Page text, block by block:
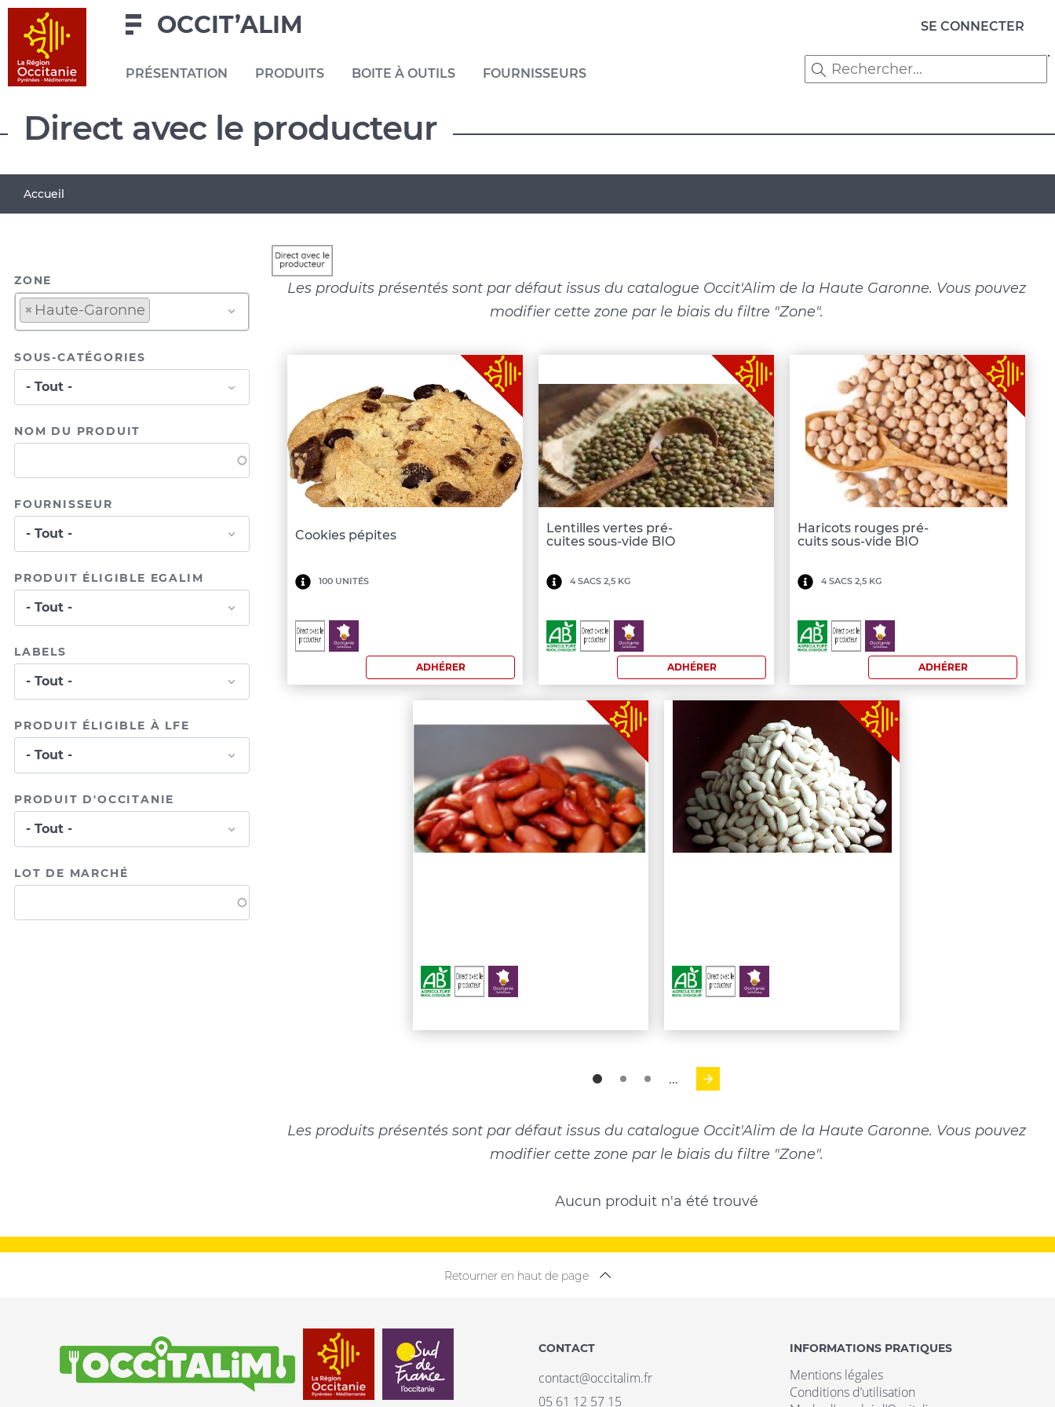
Navigation
Aller
contenu
principal
Pied
page
OCCIT’ALIM
Menu
du
compte
l'utilisateur
SE CONNECTER
principale
PRÉSENTATION PRODUITS BOITE À OUTILS FOURNISSEURS
Direct avec le producteur
Fil
d'Ariane
Accueil
ZONE
× Haute-Garonne
SOUS-CATÉGORIES
NOM DU PRODUIT
FOURNISSEUR
PRODUIT ÉLIGIBLE EGALIM
LABELS
PRODUIT ÉLIGIBLE À LFE
PRODUIT D'OCCITANIE
LOT DE MARCHÉ
Les produits présentés sont par défaut issus du catalogue Occit'Alim de la Haute Garonne. Vous pouvez
modifier cette zone par le biais du filtre "Zone".
Cookies pépites
Minimum
commande
100 UNITÉS
ADHÉRER
Lentilles vertes pré-
cuites sous-vide BIO
Minimum
commande:
200
4 SACS 2,5 KG
ADHÉRER
Haricots rouges pré-
cuits sous-vide BIO
Minimum
commande:
200
4 SACS 2,5 KG
ADHÉRER
PagePagePage
…
Les produits présentés sont par défaut issus du catalogue Occit'Alim de la Haute Garonne. Vous pouvez
modifier cette zone par le biais du filtre "Zone".
Aucun produit n'a été trouvé
Retourner en haut de page
CONTACT
contact@occitalim.fr
05 61 12 57 15
INFORMATIONS PRATIQUES
Mentions légales
Conditions d’utilisation